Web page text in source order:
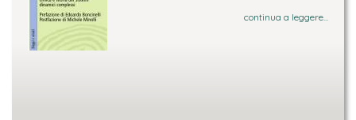
continua a leggere...